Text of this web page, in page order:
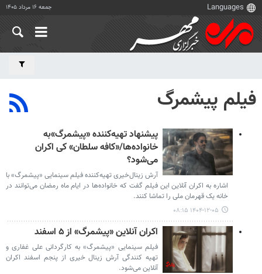
جمعه ۱۶ مرداد ۱۴۰۵
فیلم پیشمرگ
پیشنهاد تهیه‌کننده «پیشمرگ»به
خانواده‌ها/«کافه سلطان» کی اکران
می‌شود؟
آرش زینال‌خیری تهیه‌کننده فیلم سینمایی «پیشمرگ» با
اشاره به اکران آنلاین این فیلم گفت که خانواده‌ها در ایام ماه رمضان می‌توانند در
خانه یک قهرمان ملی را تماشا کنند.
۱۴۰۴-۱۲-۰۵ ۰۸:۱۵
اکران آنلاین «پیشمرگ» از ۵ اسفند
فیلم سینمایی «پیشمرگ» به کارگردانی علی غفاری و
تهیه کنندگی آرش زینال خیری از پنجم اسفند اکران
آنلاین می‌شود.